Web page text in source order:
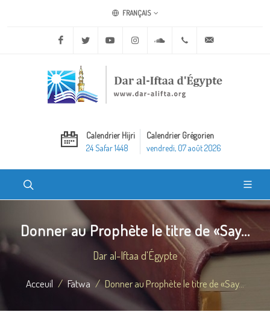
FRANÇAIS
Facebook Twitter Youtube Instagram Soundcloud+20 2 25970400
Calendrier Hijri
24 Safar 1448
Calendrier Grégorien
vendredi, 07 août 2026
Donner au Prophète le titre de «Say...
Dar al-Iftaa d'Égypte
Acceuil Fatwa Donner au Prophète le titre de «Say...